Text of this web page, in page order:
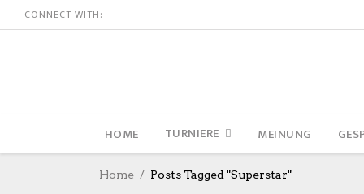
CONNECT WITH:
HOME TURNIERE MEINUNG
Home Posts Tagged "Superstar"